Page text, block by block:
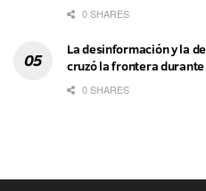
0 SHARES
La desinformación y la
cruzó la frontera
0 SHARES